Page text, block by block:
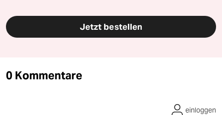
Jetzt bestellen
0 Kommentare
einloggen